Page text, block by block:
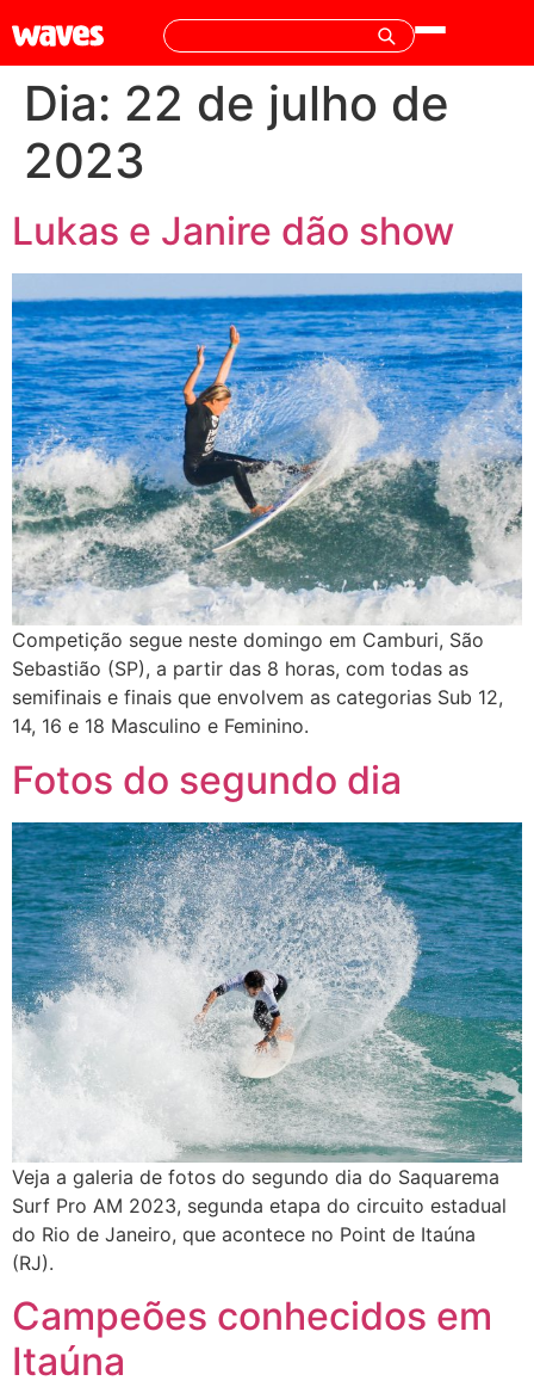
Dia: 22 de julho de
2023
Lukas e Janire dão show
Competição segue neste domingo em Camburi, São
Sebastião (SP), a partir das 8 horas, com todas as
semifinais e finais que envolvem as categorias Sub 12,
14, 16 e 18 Masculino e Feminino.
Fotos do segundo dia
Veja a galeria de fotos do segundo dia do Saquarema
Surf Pro AM 2023, segunda etapa do circuito estadual
do Rio de Janeiro, que acontece no Point de Itaúna
(RJ).
Campeões conhecidos em
Itaúna